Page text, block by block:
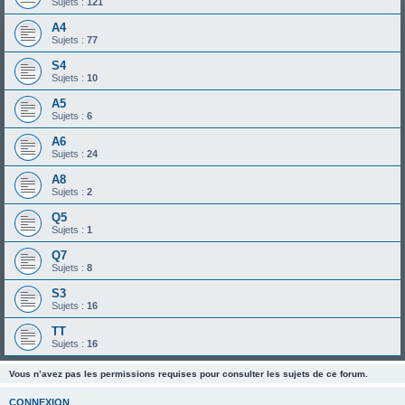
A4
Sujets : 77
S4
Sujets : 10
A5
Sujets : 6
A6
Sujets : 24
A8
Sujets : 2
Q5
Sujets : 1
Q7
Sujets : 8
S3
Sujets : 16
TT
Sujets : 16
Vous n’avez pas les permissions requises pour consulter les sujets de ce forum.
CONNEXION